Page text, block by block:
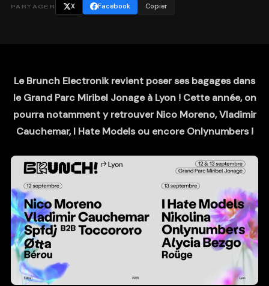
PARTAGER X Facebook Copier
Le Brunch Electronik revient poser ses bagages dans
le Grand Parc Miribel Jonage à Lyon ! Cette année, on
pourra notamment y retrouver Nico Moreno, Vladimir
Cauchemar, I Hate Models ou encore Onlynumbers !